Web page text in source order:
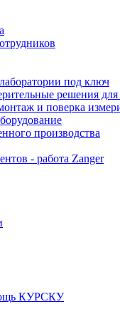
под ключ
решения
и поверка
производства
- работа Zanger
КУРСКУ